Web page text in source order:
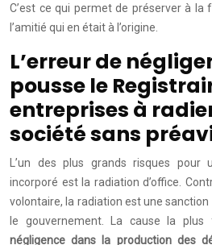
C’est ce qui permet de préserver à la
l’amitié qui en était à l’origine.
L’erreur de
pousse le
entreprises à
société sans
L’un des plus grands risques pour
incorporé est la radiation d’office.
volontaire, la radiation est une
le gouvernement. La cause la
négligence dans la production des